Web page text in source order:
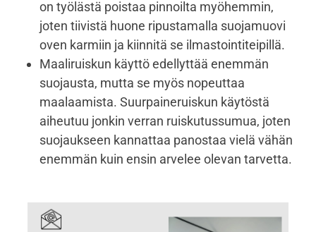
on työlästä poistaa pinnoilta myöhemmin,
joten tiivistä huone ripustamalla suojamuovi
oven karmiin ja kiinnitä se ilmastointiteipillä.
Maaliruiskun käyttö edellyttää enemmän
suojausta, mutta se myös nopeuttaa
maalaamista. Suurpaineruiskun käytöstä
aiheutuu jonkin verran ruiskutussumua, joten
suojaukseen kannattaa panostaa vielä vähän
enemmän kuin ensin arvelee olevan tarvetta.